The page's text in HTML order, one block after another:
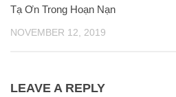
Tạ Ơn Trong Hoạn Nạn
NOVEMBER 12, 2019
LEAVE A REPLY